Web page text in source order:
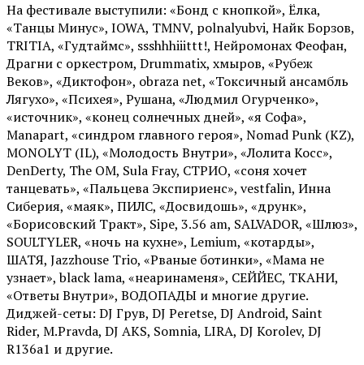
На фестивале выступили: «Бонд с кнопкой», Ёлка,
«Танцы Минус», IOWA, TMNV, polnalyubvi, Найк Борзов,
TRITIA, «Гудтаймс», ssshhhiiittt!, Нейромонах Феофан,
Драгни с оркестром, Drummatix, хмыров, «Рубеж
Веков», «Диктофон», obraza net, «Токсичный ансамбль
Лягухо», «Психея», Рушана, «Людмил Огурченко»,
«источник», «конец солнечных дней», «я Софа»,
Manapart, «синдром главного героя», Nomad Punk (KZ),
MONOLYT (IL), «Молодость Внутри», «Лолита Косс»,
DenDerty, The OM, Sula Fray, СТРИО, «соня хочет
танцевать», «Пальцева Экспириенс», vestfalin, Инна
Сиберия, «маяк», ПИЛС, «Досвидошь», «друнк»,
«Борисовский Тракт», Sipe, 3.56 am, SALVADOR, «Шлюз»,
SOULTYLER, «ночь на кухне», Lemium, «котарды»,
ШАТЯ, Jazzhouse Trio, «Рваные ботинки», «Мама не
узнает», black lama, «неаринаменя», СЕЙЙЕС, ТКАНИ,
«Ответы Внутри», ВОДОПАДЫ и многие другие.
Диджей-сеты: DJ Грув, DJ Peretse, DJ Android, Saint
Rider, М.Pravda, DJ AKS, Somnia, LIRA, DJ Korolev, DJ
R136a1 и другие.